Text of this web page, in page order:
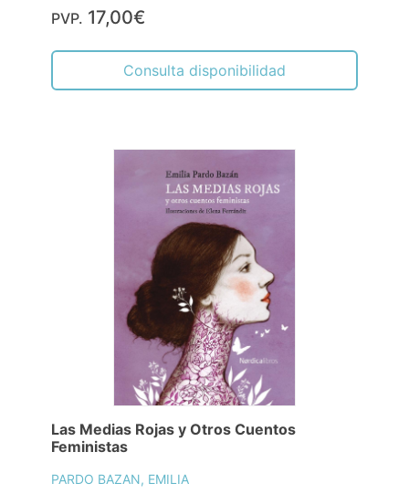
PVP. 17,00€
Consulta disponibilidad
Las Medias Rojas y Otros Cuentos
Feministas
PARDO BAZAN, EMILIA